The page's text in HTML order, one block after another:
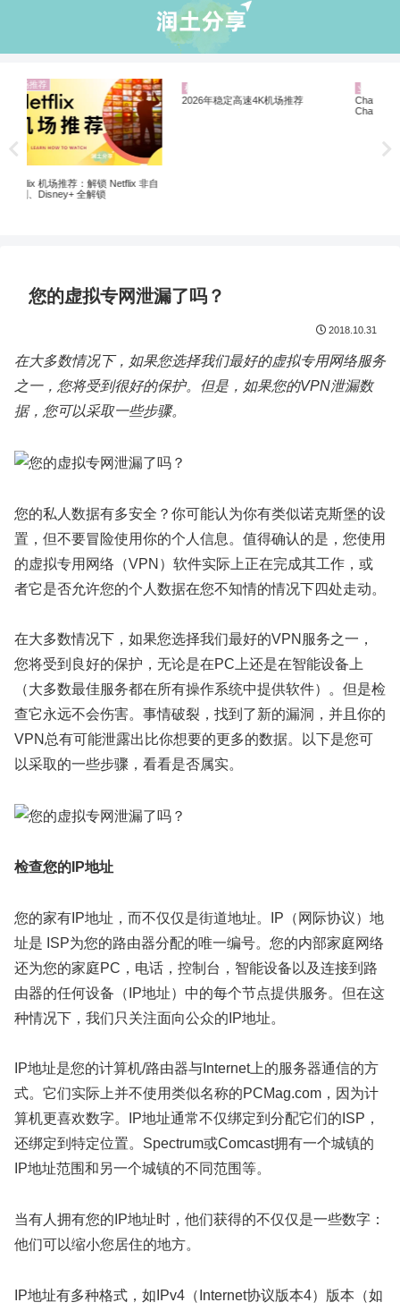
机场推荐
2026年稳定高速4K机场推荐
ChatGPT 国内怎么注册使用？解锁
您的虚拟专网泄漏了吗？
2018.10.31
在大多数情况下，如果您选择我们最好的虚拟专用网络服务
之一，您将受到很好的保护。但是，如果您的VPN泄漏数
据，您可以采取一些步骤。
您的私人数据有多安全？你可能认为你有类似诺克斯堡的设
置，但不要冒险使用你的个人信息。值得确认的是，您使用
的虚拟专用网络（VPN）软件实际上正在完成其工作，或
者它是否允许您的个人数据在您不知情的情况下四处走动。
在大多数情况下，如果您选择我们最好的VPN服务之一，
您将受到良好的保护，无论是在PC上还是在智能设备上
（大多数最佳服务都在所有操作系统中提供软件）。但是检
查它永远不会伤害。事情破裂，找到了新的漏洞，并且你的
VPN总有可能泄露出比你想要的更多的数据。以下是您可
以采取的一些步骤，看看是否属实。
检查您的IP地址
您的家有IP地址，而不仅仅是街道地址。IP（网际协议）地
址是 ISP为您的路由器分配的唯一编号。您的内部家庭网络
还为您的家庭PC，电话，控制台，智能设备以及连接到路
由器的任何设备（IP地址）中的每个节点提供服务。但在这
种情况下，我们只关注面向公众的IP地址。
IP地址是您的计算机/路由器与Internet上的服务器通信的方
式。它们实际上并不使用类似名称的PCMag.com，因为计
算机更喜欢数字。IP地址通常不仅绑定到分配它们的ISP，
还绑定到特定位置。Spectrum或Comcast拥有一个城镇的
IP地址范围和另一个城镇的不同范围等。
当有人拥有您的IP地址时，他们获得的不仅仅是一些数字：
他们可以缩小您居住的地方。
IP地址有多种格式，如IPv4（Internet协议版本4）版本（如